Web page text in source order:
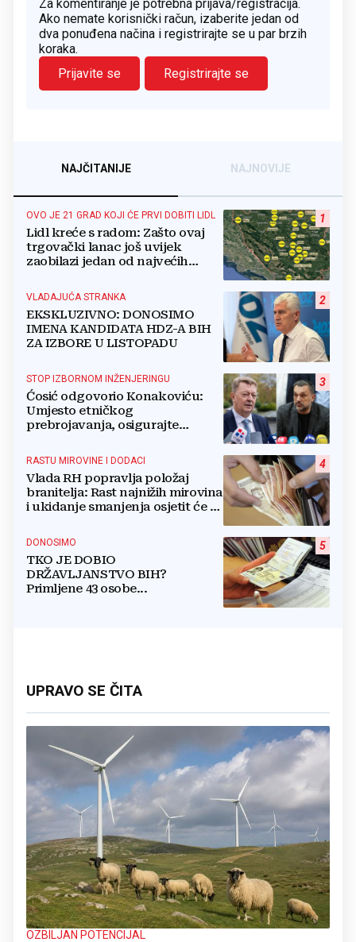
Za komentiranje je potrebna prijava/registracija.
Ako nemate korisnički račun, izaberite jedan od
dva ponuđena načina i registrirajte se u par brzih
koraka.
Prijavite se
Registrirajte se
NAJČITANIJE NAJNOVIJE
1
OVO JE 21 GRAD KOJI ĆE PRVI DOBITI LIDL
Lidl kreće s radom: Zašto ovaj
trgovački lanac još uvijek
zaobilazi jedan od najvećih
2
VLADAJUĆA STRANKA
EKSKLUZIVNO: DONOSIMO
IMENA KANDIDATA HDZ-A BIH
ZA IZBORE U LISTOPADU
3
STOP IZBORNOM INŽENJERINGU
Ćosić odgovorio Konakoviću:
Umjesto etničkog
prebrojavanja, osigurajte
4
RASTU MIROVINE I DODACI
Vlada RH popravlja položaj
branitelja: Rast najnižih mirovina
i ukidanje smanjenja osjetit će se
5
DONOSIMO
TKO JE DOBIO
DRŽAVLJANSTVO BIH?
Primljene 43 osobe...
UPRAVO SE ČITA
OZBILJAN POTENCIJAL